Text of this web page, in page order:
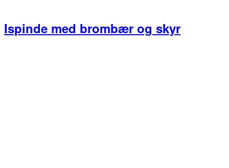
Ispinde med brombær og skyr